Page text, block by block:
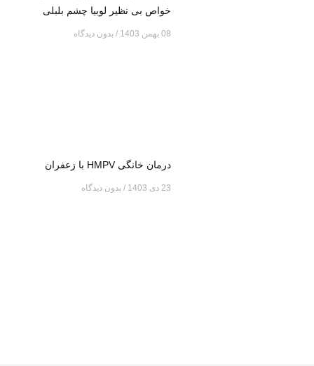
خواص بی نظیر لوبیا چشم بلبلی
08 بهمن 1403 بدون دیدگاه
درمان خانگی HMPV با زعفران
23 دی 1403 بدون دیدگاه